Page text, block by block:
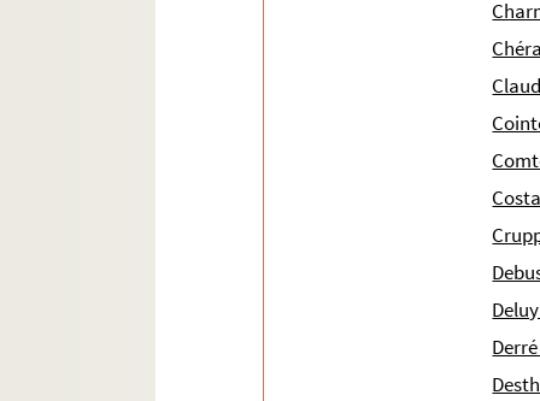
Ms 1965 (1831). Reconnaissances des
Ms 1966 (1832). Boniffacy (Émile). Histoire et
Ms 1968 (1834). Correspondance. Copies
Ms 1969 (1835). Correspondance et
Ms 1970 (1836). Correspondance et
Ms 1971 (1837). Documents relatifs à
Ms 1972 (1838). Documents relatifs à
Ms 1973 (1839). Documents relatifs à
Ms 1974 (1840). Documents relatifs à